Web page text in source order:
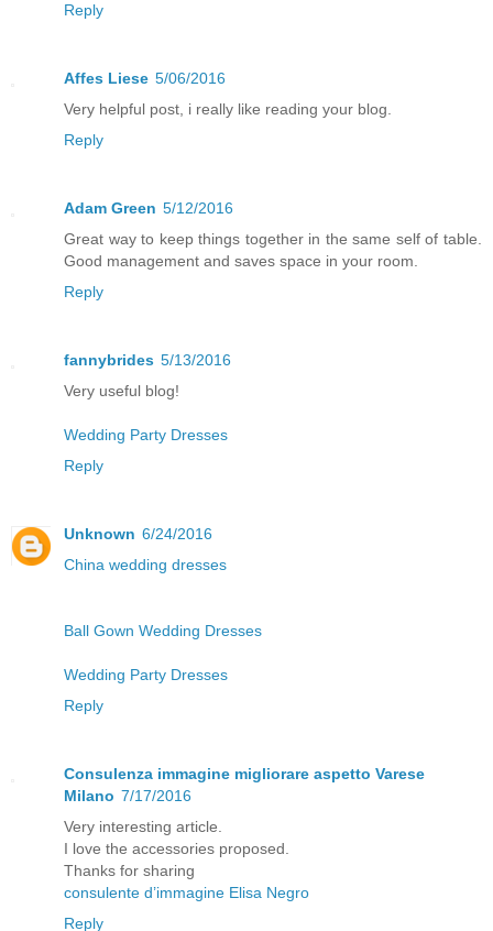
Reply
Affes Liese 5/06/2016
Very helpful post, i really like reading your blog.
Reply
Adam Green 5/12/2016
Great way to keep things together in the same self of table.
Good management and saves space in your room.
Reply
fannybrides 5/13/2016
Very useful blog!
Wedding Party Dresses
Reply
Unknown 6/24/2016
China wedding dresses
Ball Gown Wedding Dresses
Wedding Party Dresses
Reply
Consulenza immagine migliorare aspetto Varese
Milano 7/17/2016
Very interesting article.
I love the accessories proposed.
Thanks for sharing
consulente d’immagine Elisa Negro
Reply